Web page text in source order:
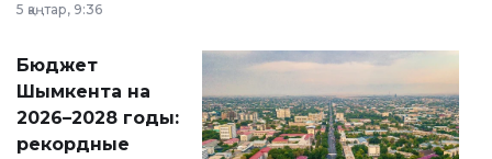
принести
народу
Венесуэлы.
5 қаңтар, 9:36
Бюджет
Шымкента на
2026–2028 годы:
рекордные